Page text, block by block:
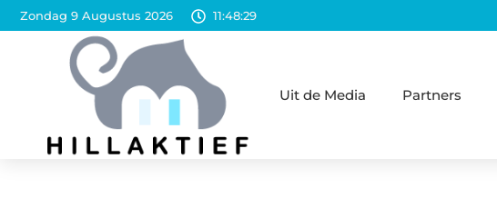
Zondag 9 Augustus 2026 11:48:31
Uit de Media Partners